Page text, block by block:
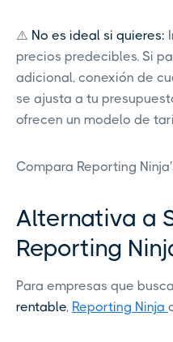
⚠️ No es ideal si quieres:
precios predecibles. Si
adicional, conexión de
se ajusta a tu
ofrecen un modelo de
Compara Reporting
Alternativa a
Reporting
Para empresas que
rentable, Reporting Ninja